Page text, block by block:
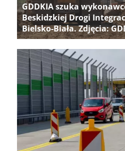
GDDKIA szuka
Beskidzkiej Drogi
Bielsko-Biała. Zdjęcia: